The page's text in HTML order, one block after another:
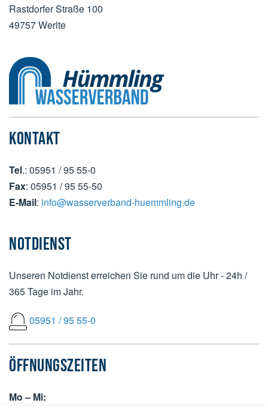
Rastdorfer Straße 100
49757 Werlte
KONTAKT
Tel.: 05951 / 95 55-0
Fax: 05951 / 95 55-50
E-Mail: info@wasserverband-huemmling.de
NOTDIENST
Unseren Notdienst erreichen Sie rund um die Uhr - 24h /
365 Tage im Jahr.
05951 / 95 55-0
ÖFFNUNGSZEITEN
Mo – Mi: